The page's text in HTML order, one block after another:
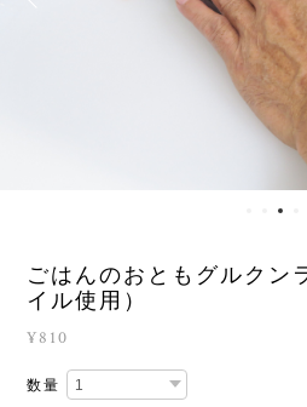
ごはんのおともグルクン
イル使用）
¥810
数量